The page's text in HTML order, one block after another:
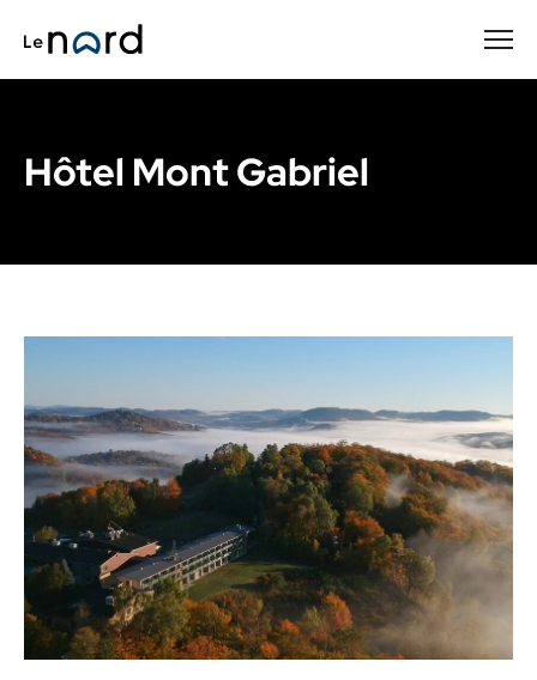
Hôtel Mont Gabriel